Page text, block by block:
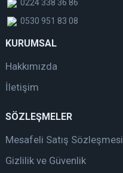
0224 338 36 86
0530 951 83 08
KURUMSAL
Hakkımızda
İletişim
SÖZLEŞMELER
Mesafeli Satış Sözleşmesi
Gizlilik ve Güvenlik